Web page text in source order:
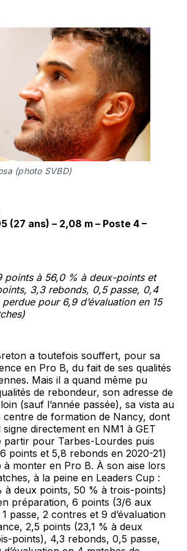
(photo SVBD)
(27 ans) – 2,08 m – Poste 4 –
à 56,0 % à deux-points et
3,3 rebonds, 0,5 passe, 0,4
pour 6,9 d’évaluation en 15
a toutefois souffert, pour sa
en Pro B, du fait de ses qualités
Mais il a quand même pu
de rebondeur, son adresse de
(sauf l’année passée), sa vista au
de formation de Nancy, dont
directement en NM1 à GET
partir pour Tarbes-Lourdes puis
points et 5,8 rebonds en 2020-21)
à monter en Pro B. À son aise lors
à la peine en Leaders Cup :
à deux points, 50 % à trois-points)
préparation, 6 points (3/6 aux
passe, 2 contres et 9 d’évaluation
2,5 points (23,1 % à deux
points), 4,3 rebonds, 0,5 passe,